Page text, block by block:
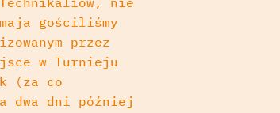
gościliśmy
przez
w Turnieju
(za co
dwa dni później